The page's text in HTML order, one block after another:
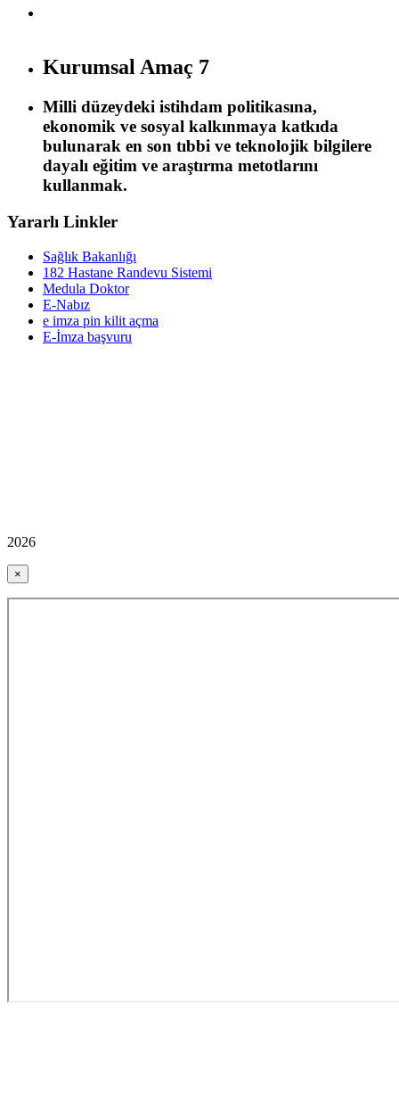
Kurumsal Amaç 7
Milli düzeydeki istihdam politikasına,
ekonomik ve sosyal kalkınmaya katkıda
bulunarak en son tıbbi ve teknolojik bilgilere
dayalı eğitim ve araştırma metotlarını
kullanmak.
Yararlı Linkler
Sağlık Bakanlığı
182 Hastane Randevu Sistemi
Medula Doktor
E-Nabız
e imza pin kilit açma
E-İmza başvuru
2026
×